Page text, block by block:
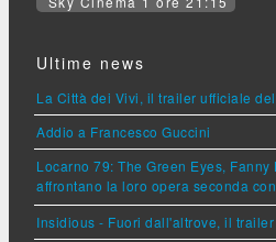
Ultime news
La Città dei Vivi, il trailer ufficiale
Addio a Francesco Guccini
Locarno 79: The Green Eyes,
affrontano la loro opera seconda
Insidious - Fuori dall'altrove, il